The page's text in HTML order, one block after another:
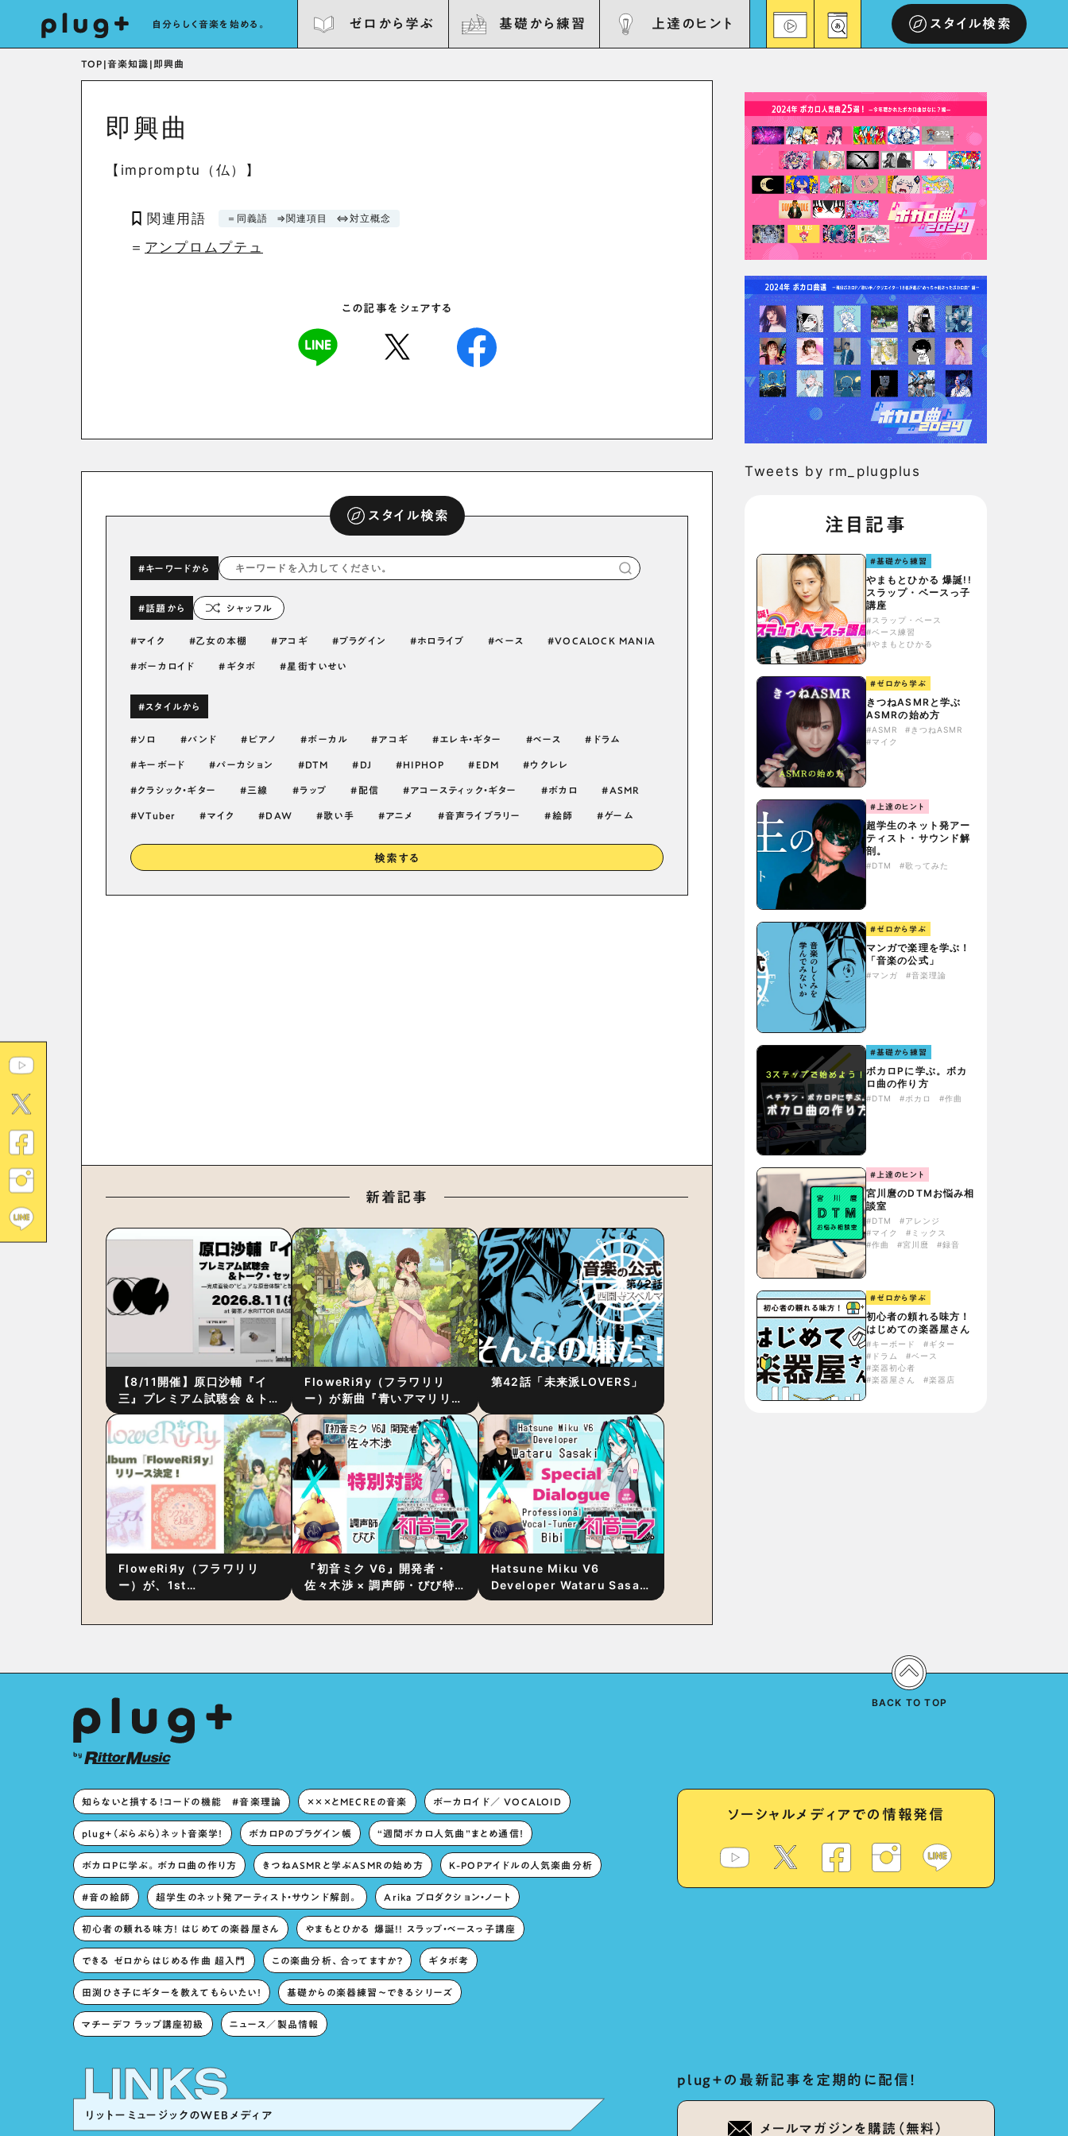
自分らしく音楽を始める。 ゼロから学ぶ 基礎から練習 上達のヒント スタイル検索
TOP |音楽知識 | 即興曲
即興曲
【impromptu（仏）】
関連用語 ＝同義語 ⇒関連項目 ⇔対立概念
＝ アンプロムプテュ
この記事をシェアする
スタイル検索
#キーワードから
#話題から シャッフル
マイク 乙女の本棚 アコギ プラグイン ホロライブ ベース VOCALOCK MANIA
ボーカロイド ギタボ 星街すいせい
#スタイルから
ソロ バンド ピアノ ボーカル アコギ エレキ・ギター ベース ドラム
キーボード パーカション DTM DJ HIPHOP EDM ウクレレ
クラシック・ギター 三線 ラップ 配信 アコースティック・ギター ボカロ ASMR
VTuber マイク DAW 歌い手 アニメ 音声ライブラリー 絵師 ゲーム
検索する
新着記事
【8/11開催】原口沙輔『イ
三』プレミアム試聴会 ＆ト
ーク・セッション 〜完成直
後の“ピュアな原音体験”と制
作秘話
FloweRiЯy（フラワリリ
ー）が新曲『青いアマリリ
ス』をリリース！1stアルバ
ム詳細も発表
第42話「未来派LOVERS」
FloweRiЯy（フラワリリ
ー）が、1st
Album『FloweRiЯy』を9
『初音ミク V6』開発者・
佐々木渉 × 調声師・びび特
別対談 〜豊かな歌声表現の
Hatsune Miku V6
Developer Wataru Sasaki
× Professional Vocal-
Tweets by rm_plugplus
注目記事
#基礎から練習
やまもとひかる 爆誕!!
スラップ・ベースっ子
講座
#スラップ・ベース
#ベース練習
#やまもとひかる
#ゼロから学ぶ
きつねASMRと学ぶ
ASMRの始め方
#ASMR
#きつねASMR
#マイク
#上達のヒント
超学生のネット発アー
ティスト・サウンド解
剖。
#DTM #歌ってみた
#ゼロから学ぶ
マンガで楽理を学ぶ！
「音楽の公式」
#マンガ #音楽理論
#基礎から練習
ボカロPに学ぶ。ボカ
ロ曲の作り方
#DTM #ボカロ #作曲
#上達のヒント
宮川麿のDTMお悩み相
談室
#DTM
#アレンジ
#マイク
#ミックス
#作曲
#宮川麿 #録音
#ゼロから学ぶ
初心者の頼れる味方！
はじめての楽器屋さん
#キーボード
#ギター
#ドラム
#ベース
#楽器初心者
#楽器屋さん
#楽器店
知らないと損する！コードの機能 #音楽理論 ×××とMECREの音楽 ボーカロイド／ VOCALOID
plug+（ぷらぷら）ネット音楽学！ ボカロPのプラグイン帳 “週間ボカロ人気曲”まとめ通信！
ボカロPに学ぶ。ボカロ曲の作り方 きつねASMRと学ぶASMRの始め方 K-POPアイドルの人気楽曲分析
#音の絵師 超学生のネット発アーティスト・サウンド解剖。 Arika プロダクション・ノート
初心者の頼れる味方！ はじめての楽器屋さん やまもとひかる 爆誕!! スラップ・ベースっ子講座
できる ゼロからはじめる作曲 超入門 この楽曲分析、合ってますか？ ギタボ考
田渕ひさ子にギターを教えてもらいたい！ 基礎からの楽器練習〜できるシリーズ
マチーデフ ラップ講座初級 ニュース／製品情報
ソーシャルメディアでの情報発信
リットーミュージックのWEBメディア
plug+の最新記事を定期的に配信！
メールマガジンを購読（無料）
BACK TO TOP